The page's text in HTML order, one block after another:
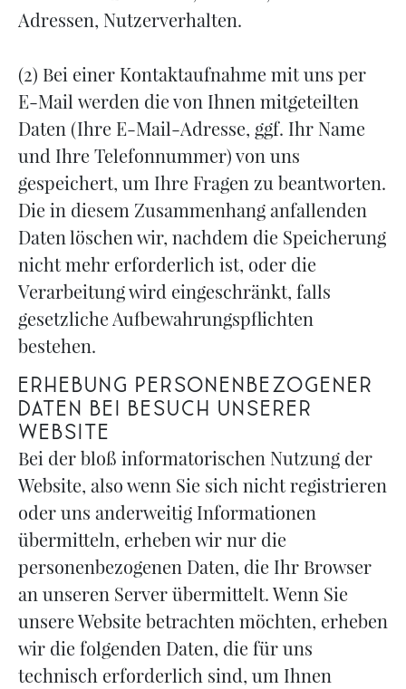
Adressen, Nutzerverhalten.
(2) Bei einer Kontaktaufnahme mit uns per
E-Mail werden die von Ihnen mitgeteilten
Daten (Ihre E-Mail-Adresse, ggf. Ihr Name
und Ihre Telefonnummer) von uns
gespeichert, um Ihre Fragen zu beantworten.
Die in diesem Zusammenhang anfallenden
Daten löschen wir, nachdem die Speicherung
nicht mehr erforderlich ist, oder die
Verarbeitung wird eingeschränkt, falls
gesetzliche Aufbewahrungspflichten
bestehen.
Erhebung personenbezogener
Daten bei Besuch unserer
Website
Bei der bloß informatorischen Nutzung der
Website, also wenn Sie sich nicht registrieren
oder uns anderweitig Informationen
übermitteln, erheben wir nur die
personenbezogenen Daten, die Ihr Browser
an unseren Server übermittelt. Wenn Sie
unsere Website betrachten möchten, erheben
wir die folgenden Daten, die für uns
technisch erforderlich sind, um Ihnen